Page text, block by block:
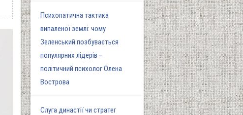
Психопатична тактика
випаленої землі: чому
Зеленський позбувається
популярних лідерів –
політичний психолог Олена
Вострова
Слуга династії чи стратег